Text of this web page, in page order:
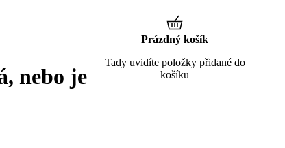
nebo je
Prázdný košík
Tady uvidíte položky přidané do
košíku